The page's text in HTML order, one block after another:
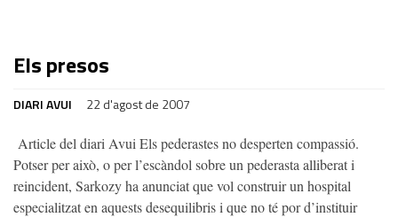
Els presos
DIARI AVUI 22 d'agost de 2007
Article del diari Avui Els pederastes no desperten compassió.
Potser per això, o per l’escàndol sobre un pederasta alliberat i
reincident, Sarkozy ha anunciat que vol construir un hospital
especialitzat en aquests desequilibris i que no té por d’instituir